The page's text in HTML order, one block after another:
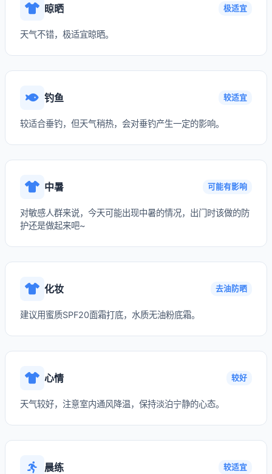
晾晒 极适宜
天气不错，极适宜晾晒。
钓鱼 较适宜
较适合垂钓，但天气稍热，会对垂钓产生一定的影响。
中暑 可能有影响
对敏感人群来说，今天可能出现中暑的情况，出门时该做的防
护还是做起来吧~
化妆 去油防晒
建议用蜜质SPF20面霜打底，水质无油粉底霜。
心情 较好
天气较好，注意室内通风降温，保持淡泊宁静的心态。
晨练 较适宜